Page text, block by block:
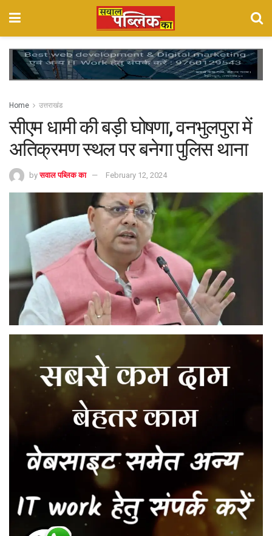
Home उत्तराखंड
सीएम धामी की बड़ी घोषणा, वनभुलपुरा में
अतिक्रमण स्थल पर बनेगा पुलिस थाना
by सवाल पब्लिक का February 12, 2024